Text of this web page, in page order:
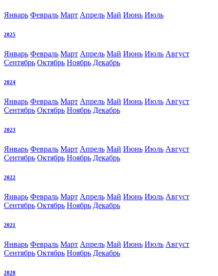
Январь Февраль Март Апрель Май Июнь Июль
2025
Январь Февраль Март Апрель Май Июнь Июль Август
Сентябрь Октябрь Ноябрь Декабрь
2024
Январь Февраль Март Апрель Май Июнь Июль Август
Сентябрь Октябрь Ноябрь Декабрь
2023
Январь Февраль Март Апрель Май Июнь Июль Август
Сентябрь Октябрь Ноябрь Декабрь
2022
Январь Февраль Март Апрель Май Июнь Июль Август
Сентябрь Октябрь Ноябрь Декабрь
2021
Январь Февраль Март Апрель Май Июнь Июль Август
Сентябрь Октябрь Ноябрь Декабрь
2020